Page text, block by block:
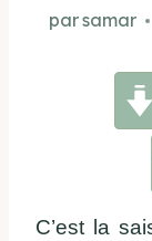
parsamar
C’est la